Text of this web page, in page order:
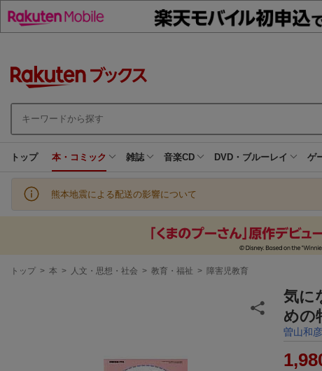
トップ 本・コミック 雑誌 音楽CD DVD・ブルーレイ ゲ
熊本地震による配送の影響について
現
トップ > 本 > 人文・思想・社会 > 教育・福祉 > 障害児教育
気に
めの
曽山和彦